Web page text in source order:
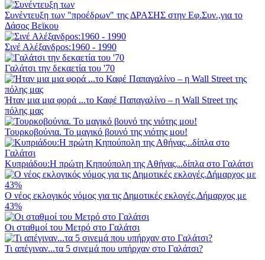
Συνέντευξη των "προέδρων" της ΔΡΑΣΗΣ στην Εφ.Συν.,για το
Δάσος Βεϊκου
Σινέ Αλέξανδροs:1960 - 1990
Γαλάτσι την δεκαετία του '70
Ήταν μια μια φορά ...το Καφέ Παπαγαλίνο – η Wall Street της
πόλης μας
Τουρκοβούνια. Το μαγικό βουνό της νιότης μου!
Κυπριάδου:H πρώτη Κηπούπολη της Αθήνας...δίπλα στο Γαλάτσι
Ο νέος εκλογικός νόμος για τις Δημοτικές εκλογές.Δήμαρχος με
43%
Οι σταθμοί του Μετρό στο Γαλάτσι
Τι απέγιναν...τα 5 σινεμά που υπήρχαν στο Γαλάτσι?